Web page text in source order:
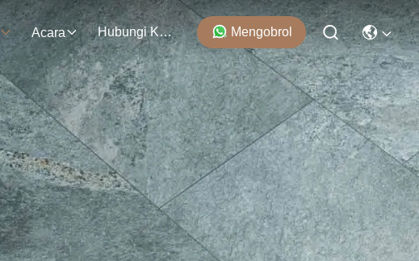
Acara Hubungi Kami Mengobrol